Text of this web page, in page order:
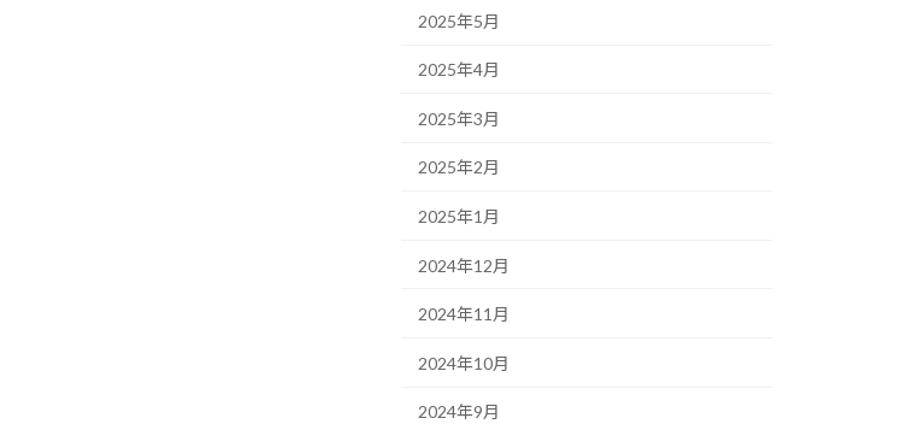
2025年5月
2025年4月
2025年3月
2025年2月
2025年1月
2024年12月
2024年11月
2024年10月
2024年9月